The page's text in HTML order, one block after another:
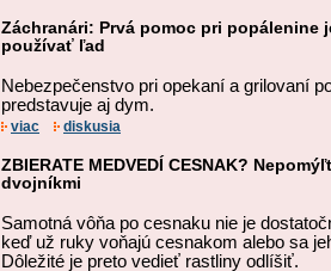
Záchranári: Prvá pomoc pri popálenine
používať ľad
Nebezpečenstvo pri opekaní a grilovaní
predstavuje aj dym.
viac diskusia
ZBIERATE MEDVEDÍ CESNAK?
dvojníkmi
Samotná vôňa po cesnaku nie je
keď už ruky voňajú cesnakom alebo sa
Dôležité je preto vedieť rastliny odlíšiť.